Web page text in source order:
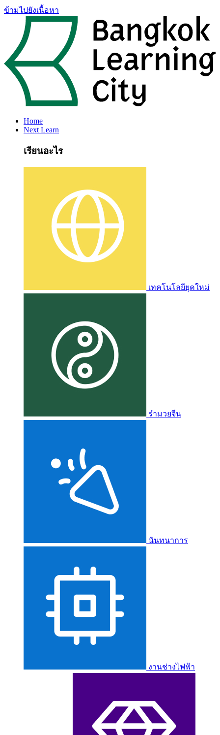
ข้ามไปยังเนื้อหา
Home
Next Learn
เรียนอะไร
เทคโนโลยียุคใหม่
รำมวยจีน
นันทนาการ
งานช่างไฟฟ้า